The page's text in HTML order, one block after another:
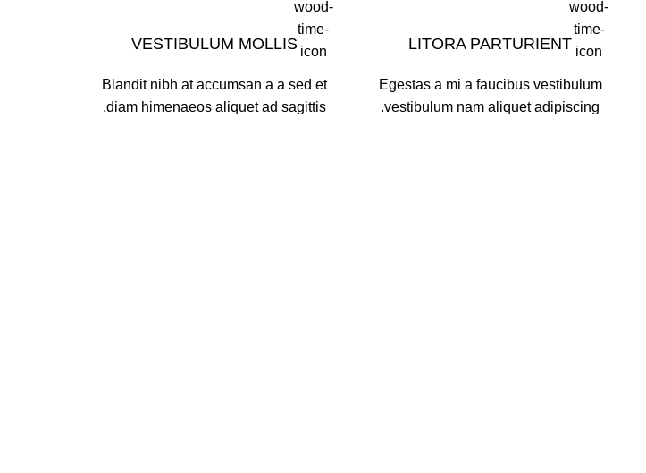
VESTIBULUM MOLLIS
Blandit nibh at accumsan a a sed et
diam himenaeos aliquet ad sagittis.
LITORA PARTURIENT
Egestas a mi a faucibus vestibulum
vestibulum nam aliquet adipiscing.